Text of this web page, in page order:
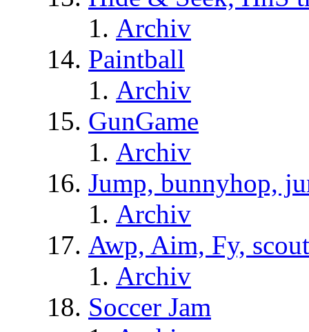
Archiv
Paintball
Archiv
GunGame
Archiv
Jump, bunnyhop,
Archiv
Awp, Aim, Fy,
Archiv
Soccer Jam